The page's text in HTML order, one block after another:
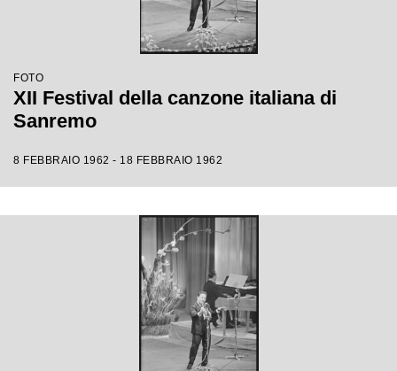
FOTO
XII Festival della canzone italiana di
Sanremo
8 FEBBRAIO 1962 - 18 FEBBRAIO 1962